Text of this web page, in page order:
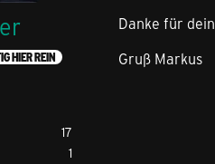
HIER REIN
17
1
Danke für
Gruß Markus